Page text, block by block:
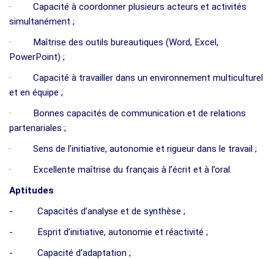
· Capacité à coordonner plusieurs acteurs et activités
simultanément ;
· Maîtrise des outils bureautiques (Word, Excel,
PowerPoint) ;
· Capacité à travailler dans un environnement multiculturel
et en équipe ;
· Bonnes capacités de communication et de relations
partenariales ;
· Sens de l’initiative, autonomie et rigueur dans le travail ;
· Excellente maîtrise du français à l’écrit et à l’oral.
Aptitudes
- Capacités d’analyse et de synthèse ;
- Esprit d’initiative, autonomie et réactivité ;
- Capacité d’adaptation ;